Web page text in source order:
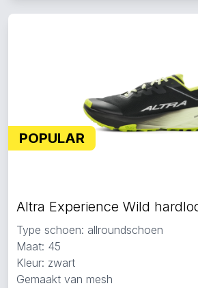
POPULAR
Type schoen: allroundschoen
Maat: 45
Kleur: zwart
Gemaakt van mesh